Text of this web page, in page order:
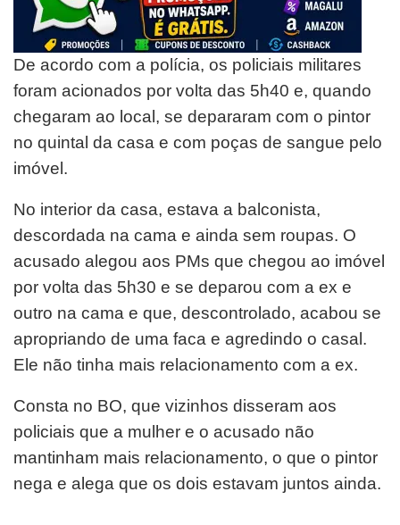
De acordo com a polícia, os policiais militares
foram acionados por volta das 5h40 e, quando
chegaram ao local, se depararam com o pintor
no quintal da casa e com poças de sangue pelo
imóvel.
No interior da casa, estava a balconista,
descordada na cama e ainda sem roupas. O
acusado alegou aos PMs que chegou ao imóvel
por volta das 5h30 e se deparou com a ex e
outro na cama e que, descontrolado, acabou se
apropriando de uma faca e agredindo o casal.
Ele não tinha mais relacionamento com a ex.
Consta no BO, que vizinhos disseram aos
policiais que a mulher e o acusado não
mantinham mais relacionamento, o que o pintor
nega e alega que os dois estavam juntos ainda.